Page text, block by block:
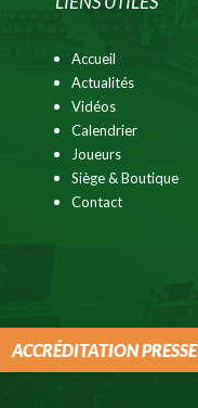
Accueil
Actualités
Vidéos
Calendrier
Joueurs
Siège & Boutique
Contact
ACCRÉDITATION PRESSE